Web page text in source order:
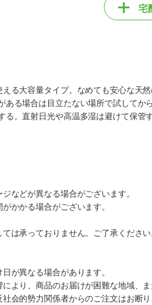
宅
る大容量タイプ。なめても安心な天
る場合は目立たない場所で試してか
。直射日光や高温多湿は避けて保管す
などが異なる場合がございます。
かかる場合がございます。
は承っておりません。ご了承ください
が異なる場合があります。
より、商品のお届けが困難な地域、
会的勢力関係者からのご注文はお断